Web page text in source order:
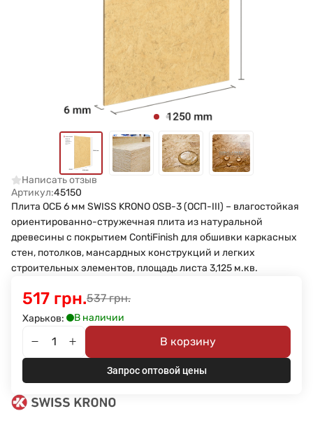
Написать отзыв
Артикул:45150
Плита ОСБ 6 мм SWISS KRONO OSB-3 (ОСП-III) – влагостойкая
ориентированно-стружечная плита из натуральной
древесины с покрытием ContiFinish для обшивки каркасных
стен, потолков, мансардных конструкций и легких
строительных элементов, площадь листа 3,125 м.кв.
537 грн.
517 грн.
Харьков: В наличии
В корзину
Запрос оптовой цены